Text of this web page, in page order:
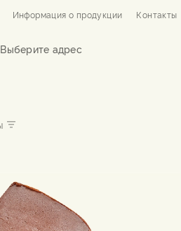
Информация о продукции Контакты
Выберите адрес